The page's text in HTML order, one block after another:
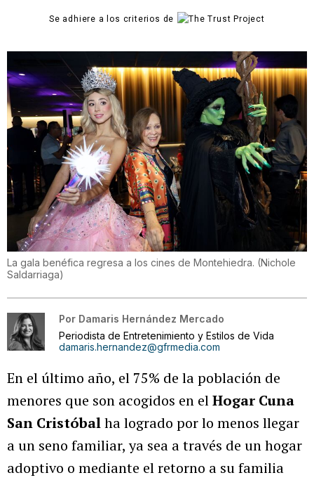
Se adhiere a los criterios de
La gala benéfica regresa a los cines de Montehiedra. (Nichole
Saldarriaga)
Por Damaris Hernández Mercado
Periodista de Entretenimiento y Estilos de Vida
damaris.hernandez@gfrmedia.com
En el último año, el 75% de la población de
menores que son acogidos en elHogar Cuna
San Cristóbalha logrado por lo menos llegar
a un seno familiar, ya sea a través de un hogar
adoptivo o mediante el retorno a su familia